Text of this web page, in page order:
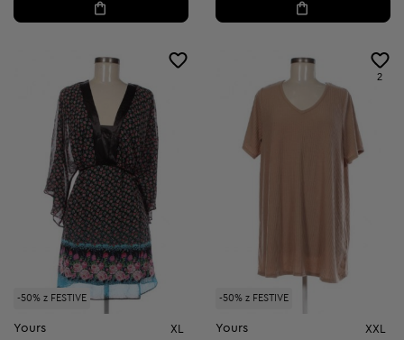
-50% z FESTIVE
Yours XL
-50% z FESTIVE
2
Yours XXL